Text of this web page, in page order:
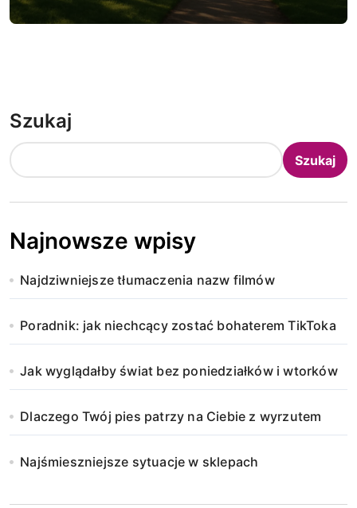
Szukaj
Szukaj
Najnowsze wpisy
Najdziwniejsze tłumaczenia nazw filmów
Poradnik: jak niechcący zostać bohaterem TikToka
Jak wyglądałby świat bez poniedziałków i wtorków
Dlaczego Twój pies patrzy na Ciebie z wyrzutem
Najśmieszniejsze sytuacje w sklepach